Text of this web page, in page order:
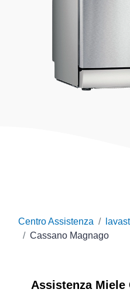
Centro Assistenza
Cassano Magnago
Assistenza Miele